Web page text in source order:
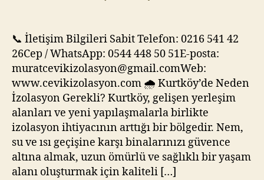
–
Profesyonel
Su
ve
Isı
Yalıtım
Hizmeti
📞 İletişim Bilgileri Sabit Telefon: 0216 541 42
26Cep / WhatsApp: 0544 448 50 51E-posta:
muratcevikizolasyon@gmail.comWeb:
www.cevikizolasyon.com 🌧️ Kurtköy’de Neden
İzolasyon Gerekli? Kurtköy, gelişen yerleşim
alanları ve yeni yapılaşmalarla birlikte
izolasyon ihtiyacının arttığı bir bölgedir. Nem,
su ve ısı geçişine karşı binalarınızı güvence
altına almak, uzun ömürlü ve sağlıklı bir yaşam
alanı oluşturmak için kaliteli […]